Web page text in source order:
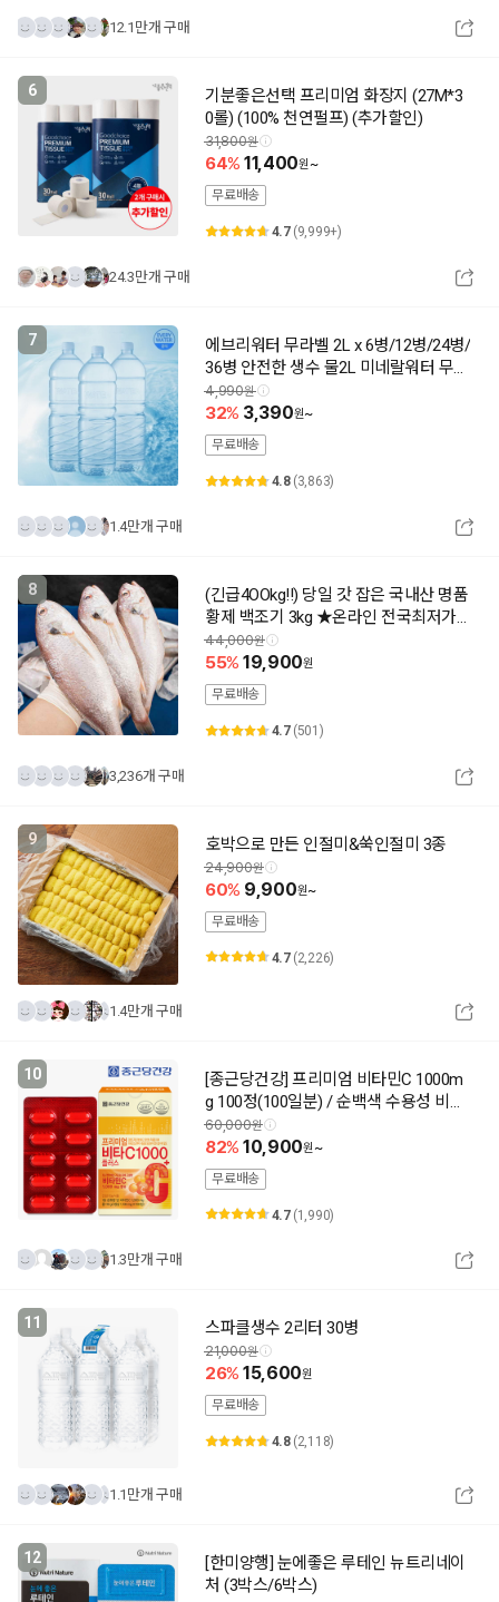
12.1만개 구매
6
기분좋은선택 프리미엄 화장지 (27M*3
0롤) (100% 천연펄프) (추가할인)
31,800
64 11,400
~
무료배송
4.7 (9,999+)
24.3만개 구매
7
에브리워터 무라벨 2L x 6병/12병/24병/
36병 안전한 생수 물2L 미네랄워터 무라
벨생수 샘물
4,990
32 3,390
~
무료배송
4.8 (3,863)
1.4만개 구매
8
(긴급4OOkg!!) 당일 갓 잡은 국내산 명품
황제 백조기 3kg ★온라인 전국최저가
★
44,000
55 19,900
무료배송
4.7 (501)
3,236개 구매
9 호박으로 만든 인절미&쑥인절미 3종
24,900
60 9,900
~
무료배송
4.7 (2,226)
1.4만개 구매
10
[종근당건강] 프리미엄 비타민C 1000m
g 100정(100일분) / 순백색 수용성 비타
민씨
60,000
82 10,900
~
무료배송
4.7 (1,990)
1.3만개 구매
11 스파클생수 2리터 30병
21,000
26 15,600
무료배송
4.8 (2,118)
1.1만개 구매
12
[한미양행] 눈에좋은 루테인 뉴트리네이
처 (3박스/6박스)